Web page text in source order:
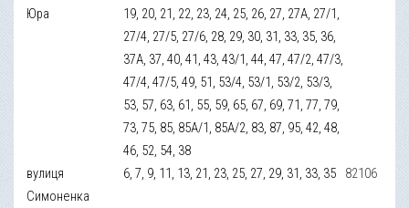
Юра
19, 20, 21, 22, 23, 24, 25, 26, 27, 27A, 27/1,
27/4, 27/5, 27/6, 28, 29, 30, 31, 33, 35, 36,
37A, 37, 40, 41, 43, 43/1, 44, 47, 47/2, 47/3,
47/4, 47/5, 49, 51, 53/4, 53/1, 53/2, 53/3,
53, 57, 63, 61, 55, 59, 65, 67, 69, 71, 77, 79,
73, 75, 85, 85A/1, 85A/2, 83, 87, 95, 42, 48,
46, 52, 54, 38
вулиця
Симоненка
6, 7, 9, 11, 13, 21, 23, 25, 27, 29, 31, 33, 35 82106